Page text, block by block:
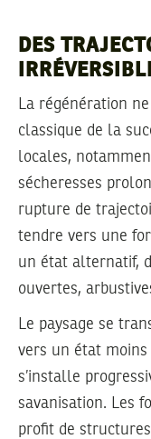
DES
La régénération
classique de la
locales,
sécheresses
rupture de
tendre vers une
un état alternatif,
ouvertes,
Le paysage se
vers un état
s’installe
savanisation. Les
profit de